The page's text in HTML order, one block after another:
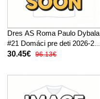
Dres AS Roma Paulo Dybala
#21 Domáci pre deti 2026-27
Krátky Rukáv (+ trenírky)
30.45€ 96.13€